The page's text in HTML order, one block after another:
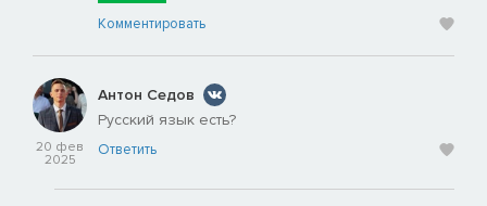
Комментировать
20 фев
2025
Антон Седов
Русский язык есть?
Ответить